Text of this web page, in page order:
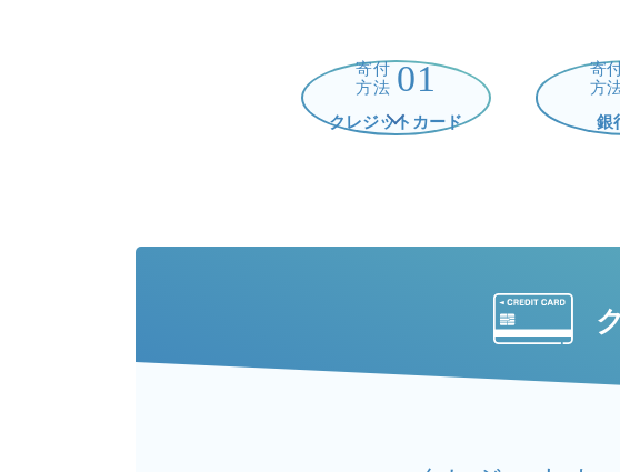
寄付
方法 01
クレジットカード
寄
方
銀